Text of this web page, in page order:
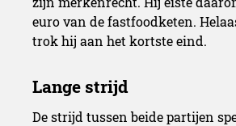
euro van de fastfoodketen.
trok hij aan het kortste eind.
De strijd tussen beide partijen